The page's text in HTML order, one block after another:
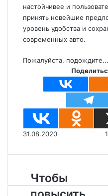
настойчивее и
принять новейшие
уровень удобства и
современных авто.
Пожалуйста, подождите...
31.08.2020
Ч
т
Чтобы